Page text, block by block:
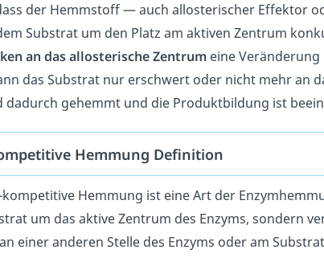
der Hemmstoff — auch allosterischer Effektor
Substrat um den Platz am aktiven Zentrum
an das allosterische Zentrum eine
das Substrat nur erschwert oder nicht mehr an
dadurch gehemmt und die Produktbildung ist
Hemmung Definition
kompetitive Hemmung ist eine Art der
um das aktive Zentrum des Enzyms, sondern
einer anderen Stelle des Enzyms oder am